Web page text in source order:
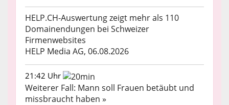
HELP.CH-Auswertung zeigt mehr als 110
Domainendungen bei Schweizer
Firmenwebsites
HELP Media AG, 06.08.2026
21:42 Uhr
Weiterer Fall: Mann soll Frauen betäubt und
missbraucht haben »